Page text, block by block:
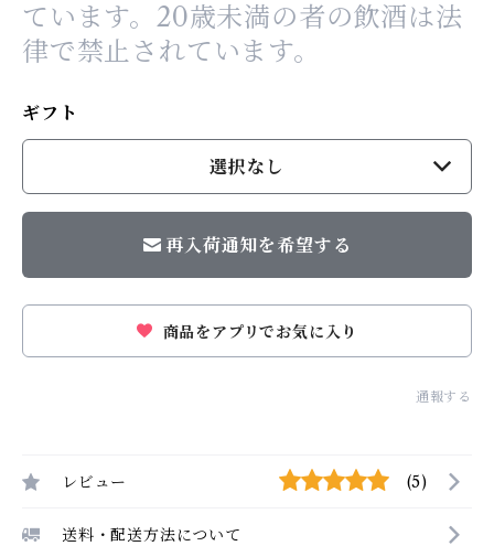
ています。20歳未満の者の飲酒は法
律で禁止されています。
ギフト
選択なし
再入荷通知を希望する
商品をアプリでお気に入り
通報する
レビュー (5)
送料・配送方法について